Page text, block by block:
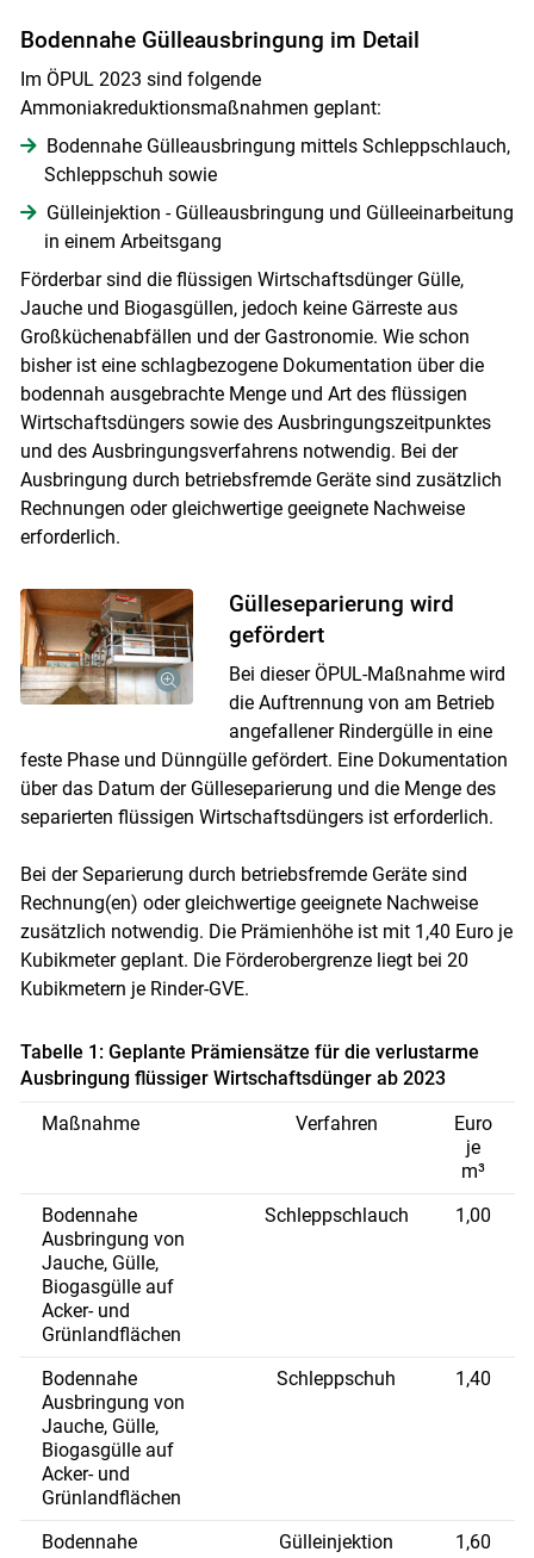
Bodennahe Gülleausbringung im Detail
Im ÖPUL 2023 sind folgende
Ammoniakreduktionsmaßnahmen geplant:
Bodennahe Gülleausbringung mittels Schleppschlauch,
Schleppschuh sowie
Gülleinjektion - Gülleausbringung und Gülleeinarbeitung
in einem Arbeitsgang
Förderbar sind die flüssigen Wirtschaftsdünger Gülle,
Jauche und Biogasgüllen, jedoch keine Gärreste aus
Großküchenabfällen und der Gastronomie. Wie schon
bisher ist eine schlagbezogene Dokumentation über die
bodennah ausgebrachte Menge und Art des flüssigen
Wirtschaftsdüngers sowie des Ausbringungszeitpunktes
und des Ausbringungsverfahrens notwendig. Bei der
Ausbringung durch betriebsfremde Geräte sind zusätzlich
Rechnungen oder gleichwertige geeignete Nachweise
erforderlich.
Gülleseparierung wird
gefördert
Bei dieser ÖPUL-Maßnahme wird
die Auftrennung von am Betrieb
angefallener Rindergülle in eine
feste Phase und Dünngülle gefördert. Eine Dokumentation
über das Datum der Gülleseparierung und die Menge des
separierten flüssigen Wirtschaftsdüngers ist erforderlich.
Bei der Separierung durch betriebsfremde Geräte sind
Rechnung(en) oder gleichwertige geeignete Nachweise
zusätzlich notwendig. Die Prämienhöhe ist mit 1,40 Euro je
Kubikmeter geplant. Die Förderobergrenze liegt bei 20
Kubikmetern je Rinder-GVE.
Tabelle 1: Geplante Prämiensätze für die verlustarme
Ausbringung flüssiger Wirtschaftsdünger ab 2023
Maßnahme
Verfahren
Euro
je
m³
Bodennahe
Ausbringung von
Jauche, Gülle,
Biogasgülle auf
Acker- und
Grünlandflächen
Schleppschlauch 1,00
Bodennahe
Ausbringung von
Jauche, Gülle,
Biogasgülle auf
Acker- und
Grünlandflächen
Schleppschuh 1,40
Bodennahe
Gülleinjektion 1,60